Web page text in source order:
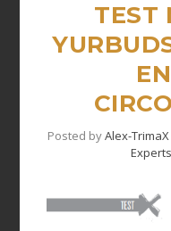
TEST
Posted byAlex-TrimaX
Experts